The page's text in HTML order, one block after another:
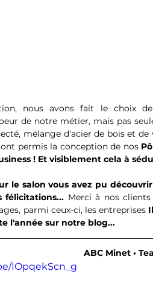
nous avons fait le choix
de notre métier, mais pas
mélange d'acier de bois et
permis la conception de nos
! Et visiblement cela à
le salon vous avez pu
félicitations... Merci à nos
parmi ceux-ci, les entreprises
l'année sur notre blog...
ABC Minet •
IOpqekScn_g